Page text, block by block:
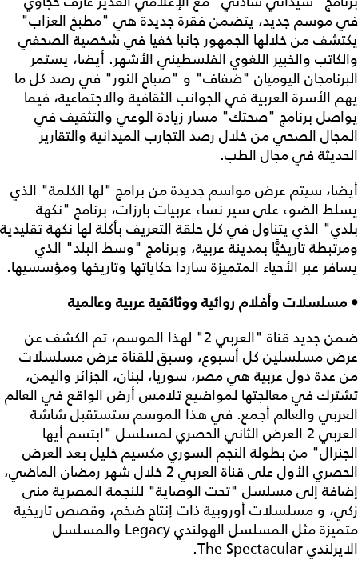
في موسم جديد، يتضمن فقرة جديدة هي "مطبخ العزاب"
يكتشف من خلالها الجمهور جانبا خفيا في شخصية الصحفي
والكاتب والخبير اللغوي الفلسطيني الأشهر. أيضا، يستمر
البرنامجان اليوميان "ضفاف" و "صباح النور" في رصد كل ما
يهم الأسرة العربية في الجوانب الثقافية والاجتماعية، فيما
يواصل برنامج "صحتك" مسار زيادة الوعي والتثقيف في
المجال الصحي من خلال رصد التجارب الميدانية والتقارير
الحديثة في مجال الطب.
أيضا، سيتم عرض مواسم جديدة من برامج "لها الكلمة" الذي
يسلط الضوء على سير نساء عربيات بارزات، برنامج "نكهة
بلدي" الذي يتناول في كل حلقة التعريف بأكلة لها نكهة تقليدية
ومرتبطة تاريخيًّا بمدينة عربية، وبرنامج "وسط البلد" الذي
يسافر عبر الأحياء المتميزة ساردا حكاياتها وتاريخها ومؤسسيها.
• مسلسلات وأفلام روائية ووثائقية عربية وعالمية
ضمن جديد قناة "العربي 2" لهذا الموسم، تم الكشف عن
عرض مسلسلين كل أسبوع، وسبق للقناة عرض مسلسلات
من عدة دول عربية هي مصر، سوريا، لبنان، الجزائر واليمن،
تشترك في معالجتها لمواضيع تلامس أرض الواقع في العالم
العربي والعالم أجمع. في هذا الموسم ستستقبل شاشة
العربي 2 العرض الثاني الحصري لمسلسل "ابتسم أيها
الجنرال" من بطولة النجم السوري مكسيم خليل بعد العرض
الحصري الأول على قناة العربي 2 خلال شهر رمضان الماضي،
إضافة إلى مسلسل "تحت الوصاية" للنجمة المصرية منى
زكي، و مسلسلات أوروبية ذات إنتاج ضخم، وقصص تاريخية
متميزة مثل المسلسل الهولندي Legacy والمسلسل
الايرلندي The Spectacular.